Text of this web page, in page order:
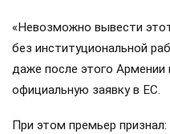
«Невозможно вывести
без институциональной
даже после этого Армении
официальную заявку в ЕС.
При этом премьер